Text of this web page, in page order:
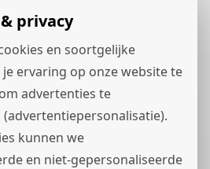
privacy
en soortgelijke
ervaring op onze website te
advertenties te
kunnen we
en niet-gepersonaliseerde